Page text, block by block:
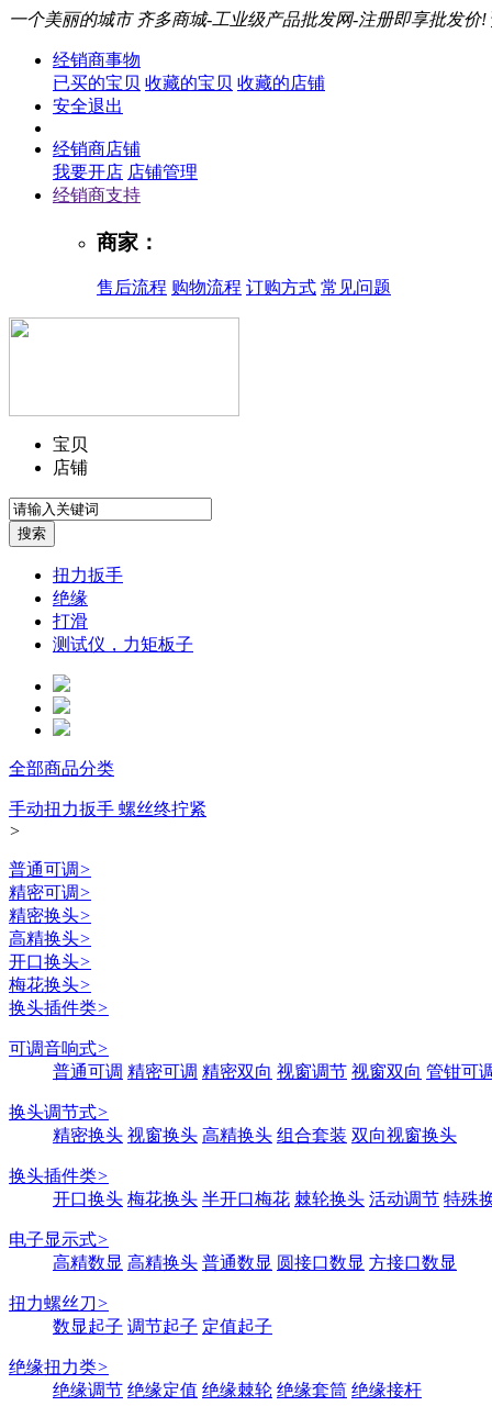
一个美丽的城市 齐多商城-工业级产品批发网-注册即享批发价!
经销商事物
已买的宝贝 收藏的宝贝 收藏的店铺
安全退出
经销商店铺
我要开店 店铺管理
经销商支持
商家：
售后流程 购物流程 订购方式 常见问题
宝贝
店铺
扭力扳手
绝缘
打滑
测试仪，力矩板子
全部商品分类
手动扭力扳手 螺丝终拧紧
>
普通可调>
精密可调>
精密换头>
高精换头>
开口换头>
梅花换头>
换头插件类>
可调音响式>
普通可调 精密可调 精密双向 视窗调节 视窗双向 管钳可
换头调节式>
精密换头 视窗换头 高精换头 组合套装 双向视窗换头
换头插件类>
开口换头 梅花换头 半开口梅花 棘轮换头 活动调节 特殊
电子显示式>
高精数显 高精换头 普通数显 圆接口数显 方接口数显
扭力螺丝刀>
数显起子 调节起子 定值起子
绝缘扭力类>
绝缘调节 绝缘定值 绝缘棘轮 绝缘套筒 绝缘接杆